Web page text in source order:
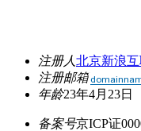
注册人北京新浪
注册邮箱
年龄23年4月23日
备案号京ICP证